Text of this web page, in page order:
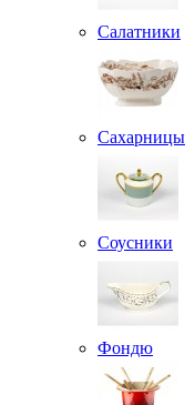
Салатники
Сахарницы
Соусники
Фондю